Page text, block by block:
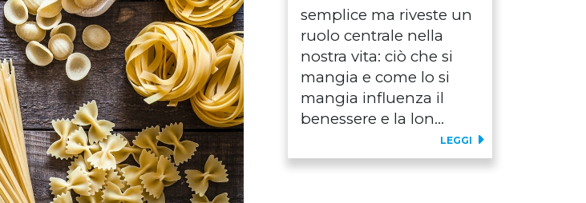
semplice ma riveste un
ruolo centrale nella
nostra vita: ciò che si
mangia e come lo si
mangia influenza il
benessere e la lon...
LEGGI